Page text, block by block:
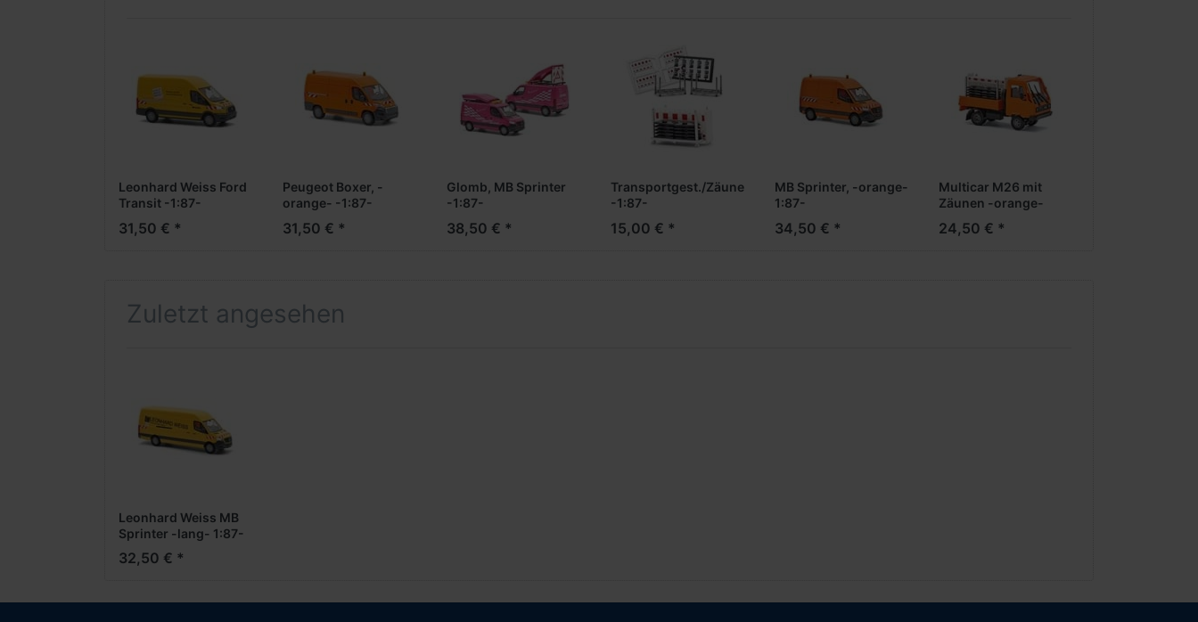
Leonhard Weiss Ford
Transit -1:87-
31,50 € *
Peugeot Boxer, -
orange- -1:87-
31,50 € *
Glomb, MB Sprinter
-1:87-
38,50 € *
Transportgest./Zäune
-1:87-
15,00 € *
MB Sprinter, -orange-
1:87-
34,50 € *
Multicar M26 mit
Zäunen -orange-
24,50 € *
Zuletzt angesehen
Leonhard Weiss MB
Sprinter -lang- 1:87-
32,50 € *